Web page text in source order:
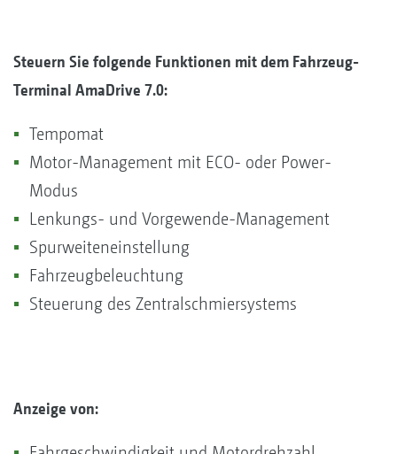
Steuern Sie folgende Funktionen mit dem Fahrzeug-
Terminal AmaDrive 7.0:
Tempomat
Motor-Management mit ECO- oder Power-
Modus
Lenkungs- und Vorgewende-Management
Spurweiteneinstellung
Fahrzeugbeleuchtung
Steuerung des Zentralschmiersystems
Anzeige von: